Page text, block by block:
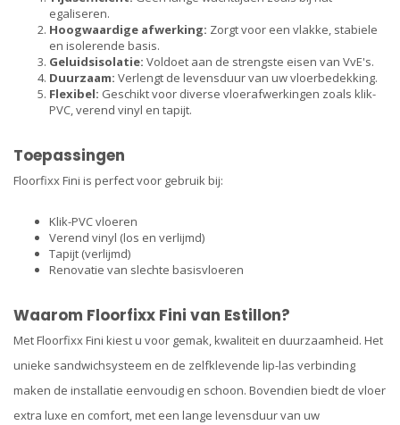
egaliseren.
Hoogwaardige afwerking: Zorgt voor een vlakke, stabiele
en isolerende basis.
Geluidsisolatie: Voldoet aan de strengste eisen van VvE's.
Duurzaam: Verlengt de levensduur van uw vloerbedekking.
Flexibel: Geschikt voor diverse vloerafwerkingen zoals klik-
PVC, verend vinyl en tapijt.
Toepassingen
Floorfixx Fini is perfect voor gebruik bij:
Klik-PVC vloeren
Verend vinyl (los en verlijmd)
Tapijt (verlijmd)
Renovatie van slechte basisvloeren
Waarom Floorfixx Fini van Estillon?
Met Floorfixx Fini kiest u voor gemak, kwaliteit en duurzaamheid. Het
unieke sandwichsysteem en de zelfklevende lip-las verbinding
maken de installatie eenvoudig en schoon. Bovendien biedt de vloer
extra luxe en comfort, met een lange levensduur van uw